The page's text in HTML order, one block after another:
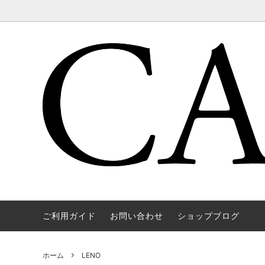
WAREHOUSE & CO. OOE
OUTER TOPS
ご利用ガイド お問い合わせ ショップブログ
ホーム
LENO